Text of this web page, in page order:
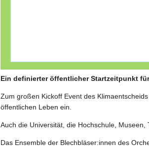
Ein definierter öffentlicher Startzeitpunkt
Zum großen Kickoff Event des
öffentlichen Leben ein.
Auch die Universität, die Hochschule,
Das Ensemble der Blechbläser:innen des